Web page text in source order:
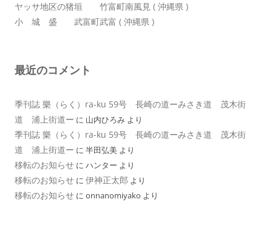
ヤッサ地区の猪垣 竹富町南風見 ( 沖縄県 )
小 城 盛 武富町武富 ( 沖縄県 )
最近のコメント
季刊誌 樂（らく）ra-ku 59号 長崎の道ーみさき道 茂木街
道 浦上街道ー に 山内ひろみ より
季刊誌 樂（らく）ra-ku 59号 長崎の道ーみさき道 茂木街
道 浦上街道ー に 半田弘美 より
移転のお知らせ に ハンター より
移転のお知らせ に 伊神正太郎 より
移転のお知らせ に onnanomiyako より